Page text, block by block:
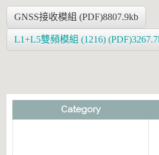
GNSS接收模組 (PDF)8807.9kb
L1+L5雙頻模組 (1216)
Category